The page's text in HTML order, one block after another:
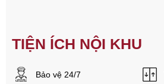
TIỆN ÍCH NỘI KHU
Bảo vệ 24/7